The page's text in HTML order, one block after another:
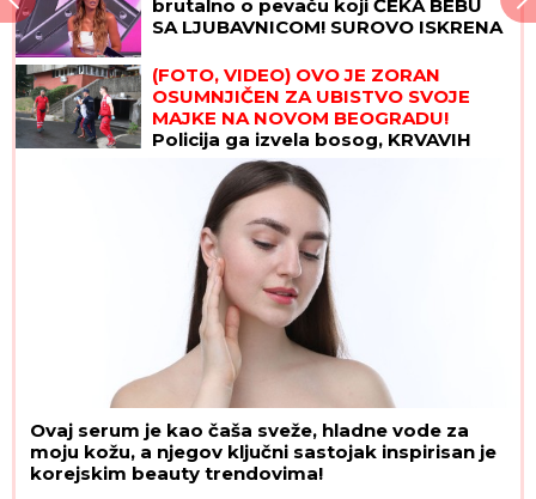
brutalno o pevaču koji ČEKA BEBU
SA LJUBAVNICOM! SUROVO ISKRENA
(FOTO, VIDEO) OVO JE ZORAN
OSUMNJIČEN ZA UBISTVO SVOJE
MAJKE NA NOVOM BEOGRADU!
Policija ga izvela bosog, KRVAVIH
nogu sa lisicama na rukama, ušao u
kola Hitne pomoći
Ovaj serum je kao čaša sveže, hladne vode za
moju kožu, a njegov ključni sastojak inspirisan je
korejskim beauty trendovima!